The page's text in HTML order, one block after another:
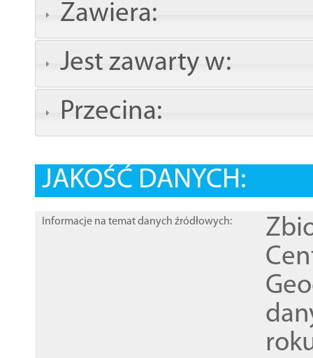
Zawiera:
Jest zawarty w:
Przecina:
JAKOŚĆ DANYCH:
Informacje na temat danych źródłowych: